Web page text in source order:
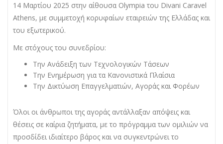
14 Μαρτίου 2025 στην αίθουσα Olympia του Divani Caravel
Athens, με συμμετοχή κορυφαίων εταιρειών της Ελλάδας και
του εξωτερικού.
Με στόχους του συνεδρίου:
Την Ανάδειξη των Τεχνολογικών Τάσεων
Την Ενημέρωση για τα Κανονιστικά Πλαίσια
Την Δικτύωση Επαγγελματιών, Αγοράς και Φορέων
Όλοι οι άνθρωποι της αγοράς αντάλλαξαν απόψεις και
θέσεις σε καίρια ζητήματα, με το πρόγραμμα των ομιλιών να
προσδίδει ιδιαίτερο βάρος και να συγκεντρώνει το